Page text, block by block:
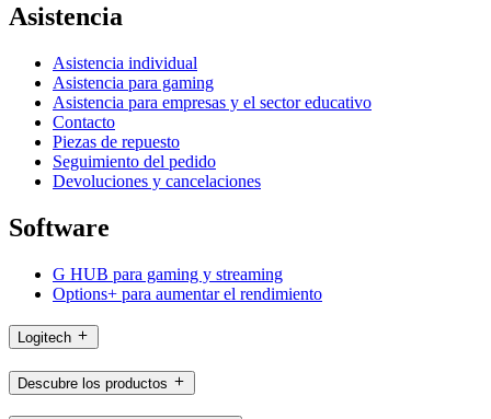
Asistencia
Asistencia individual
Asistencia para gaming
Asistencia para empresas y el sector educativo
Contacto
Piezas de repuesto
Seguimiento del pedido
Devoluciones y cancelaciones
Software
G HUB para gaming y streaming
Options+ para aumentar el rendimiento
Logitech
Descubre los productos